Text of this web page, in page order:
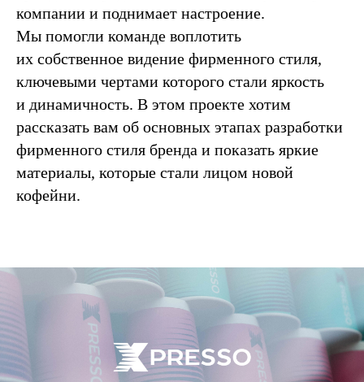
компании и поднимает настроение.
Мы помогли команде воплотить
их собственное видение фирменного стиля,
ключевыми чертами которого стали яркость
и динамичность. В этом проекте хотим
рассказать вам об основных этапах разработки
фирменного стиля бренда и показать яркие
материалы, которые стали лицом новой
кофейни.